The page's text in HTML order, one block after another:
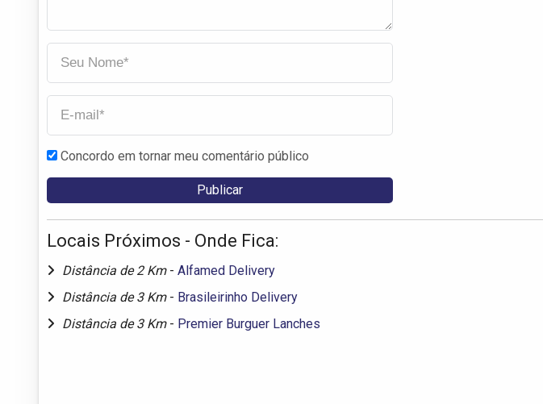
Concordo em tornar meu comentário público
Locais Próximos - Onde Fica:
Distância de 2 Km - Alfamed Delivery
Distância de 3 Km - Brasileirinho Delivery
Distância de 3 Km - Premier Burguer Lanches